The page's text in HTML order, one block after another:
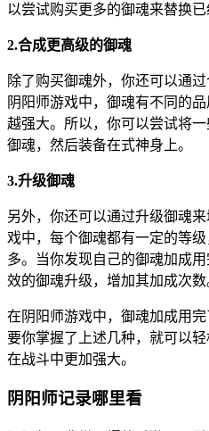
以尝试购买更多的御魂来替换已
2.合成更高级的御魂
除了购买御魂外，你还可以通
阴阳师游戏中，御魂有不同的
越强大。所以，你可以尝试将
御魂，然后装备在式神身上。
3.升级御魂
另外，你还可以通过升级御魂
戏中，每个御魂都有一定的等
多。当你发现自己的御魂加成
效的御魂升级，增加其加成次数
在阴阳师游戏中，御魂加成用
要你掌握了上述几种，就可以
在战斗中更加强大。
阴阳师记录哪里看